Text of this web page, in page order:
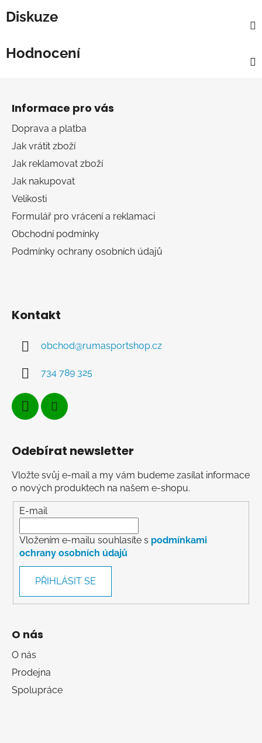
Diskuze
Hodnocení
Informace pro vás
Doprava a platba
Jak vrátit zboží
Jak reklamovat zboží
Jak nakupovat
Velikosti
Formulář pro vrácení a reklamaci
Obchodní podmínky
Podmínky ochrany osobních údajů
Kontakt
obchod@rumasportshop.cz
734 789 325
Odebírat newsletter
Vložte svůj e-mail a my vám budeme zasílat informace
o nových produktech na našem e-shopu.
E-mail
Vložením e-mailu souhlasíte s podmínkami
ochrany osobních údajů
PŘIHLÁSIT SE
O nás
O nás
Prodejna
Spolupráce